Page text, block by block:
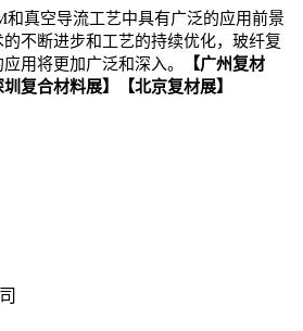
和真空导流工艺中具有广泛的应用前景
不断进步和工艺的持续优化，玻纤复
用将更加广泛和深入。
【广州复材
复合材料展】【北京复材展】